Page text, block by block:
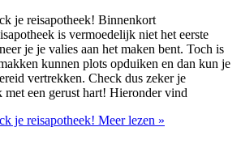
je reisapotheek! Binnenkort
is vermoedelijk niet het eerste
je je valies aan het maken bent. Toch is
kunnen plots opduiken en dan kun je
vertrekken. Check dus zeker je
met een gerust hart! Hieronder vind
je reisapotheek! Meer lezen »